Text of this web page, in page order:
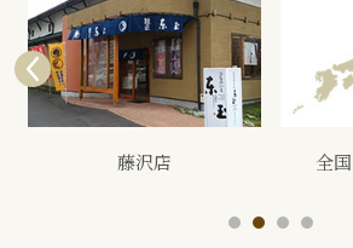
全国お取り扱い店舗